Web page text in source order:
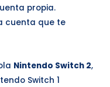
propia.
cuenta que te
Nintendo Switch 2,
Switch 1